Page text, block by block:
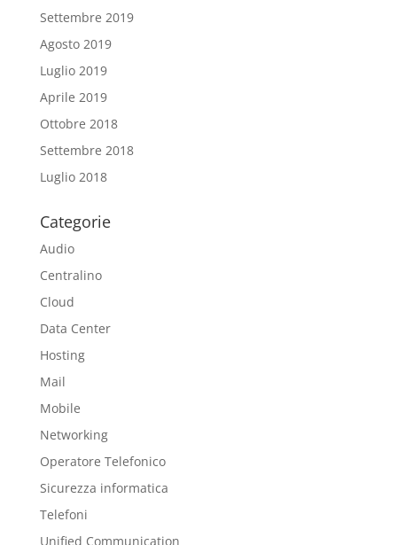
Settembre 2019
Agosto 2019
Luglio 2019
Aprile 2019
Ottobre 2018
Settembre 2018
Luglio 2018
Categorie
Audio
Centralino
Cloud
Data Center
Hosting
Mail
Mobile
Networking
Operatore Telefonico
Sicurezza informatica
Telefoni
Unified Communication